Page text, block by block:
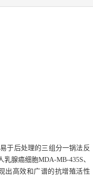
于后处理的三组分一锅法反
腺癌细胞MDA-MB-435S、
出高效和广谱的抗增殖活性